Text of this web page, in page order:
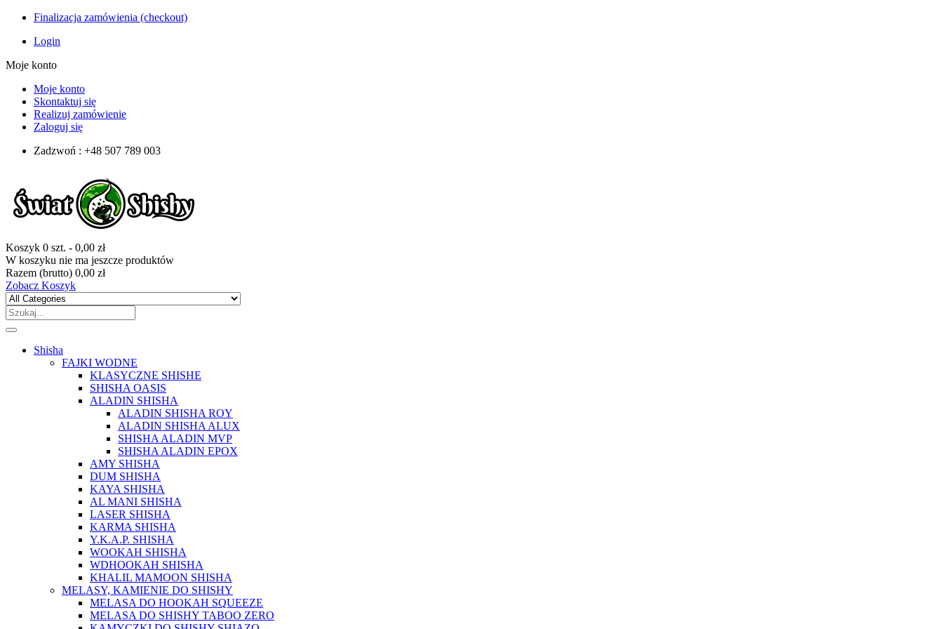
Finalizacja zamówienia (checkout)
Login
Moje konto
Moje konto
Skontaktuj się
Realizuj zamówienie
Zaloguj się
Zadzwoń : +48 507 789 003
Koszyk 0 szt. - 0,00 zł
W koszyku nie ma jeszcze produktów
Razem (brutto) 0,00 zł
Zobacz Koszyk
Shisha
FAJKI WODNE
KLASYCZNE SHISHE
SHISHA OASIS
ALADIN SHISHA
ALADIN SHISHA ROY
ALADIN SHISHA ALUX
SHISHA ALADIN MVP
SHISHA ALADIN EPOX
AMY SHISHA
DUM SHISHA
KAYA SHISHA
AL MANI SHISHA
LASER SHISHA
KARMA SHISHA
Y.K.A.P. SHISHA
WOOKAH SHISHA
WDHOOKAH SHISHA
KHALIL MAMOON SHISHA
MELASY, KAMIENIE DO SHISHY
MELASA DO HOOKAH SQUEEZE
MELASA DO SHISHY TABOO ZERO